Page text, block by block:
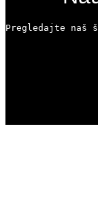
Pregledajte naš